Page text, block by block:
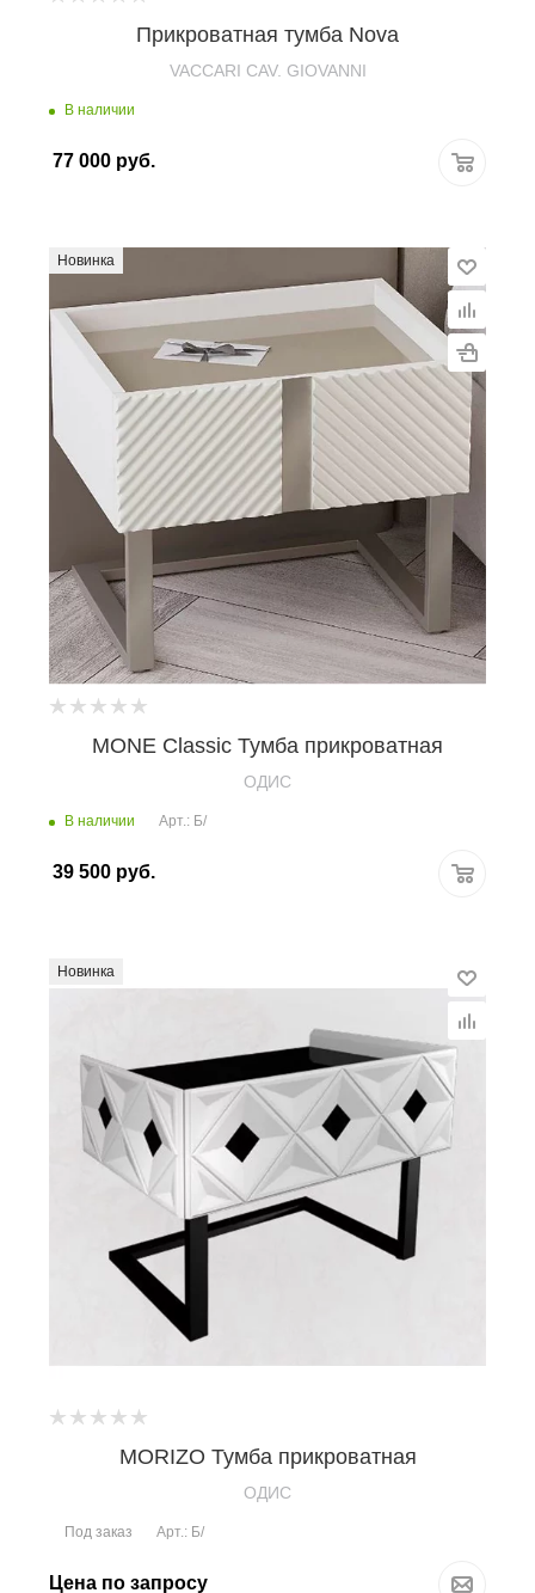
Прикроватная тумба Nova
VACCARI CAV. GIOVANNI
В наличии
77 000 руб.
Новинка
MONE Classic Тумба прикроватная
OДИС
В наличии Арт.: Б/
39 500 руб.
Новинка
MORIZO Тумба прикроватная
OДИС
Под заказ Арт.: Б/
Цена по запросу